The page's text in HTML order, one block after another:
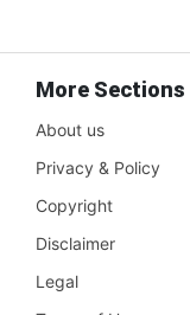
More Sections
About us
Privacy & Policy
Copyright
Disclaimer
Legal